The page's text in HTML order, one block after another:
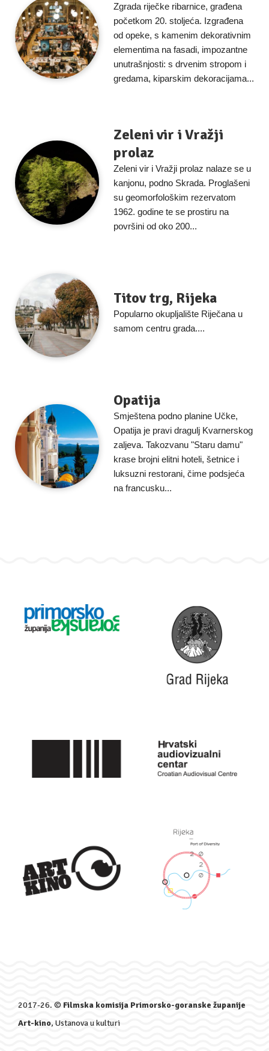
Zgrada riječke ribarnice, građena
početkom 20. stoljeća. Izgrađena
od opeke, s kamenim dekorativnim
elementima na fasadi, impozantne
unutrašnjosti: s drvenim stropom i
gredama, kiparskim dekoracijama...
Zeleni vir i Vražji
prolaz
Zeleni vir i Vražji prolaz nalaze se u
kanjonu, podno Skrada. Proglašeni
su geomorfološkim rezervatom
1962. godine te se prostiru na
površini od oko 200...
Titov trg, Rijeka
Popularno okupljalište Riječana u
samom centru grada....
Opatija
Smještena podno planine Učke,
Opatija je pravi dragulj Kvarnerskog
zaljeva. Takozvanu "Staru damu"
krase brojni elitni hoteli, šetnice i
luksuzni restorani, čime podsjeća
na francusku...
2017-26. © Filmska komisija Primorsko-goranske županije
Art-kino, Ustanova u kulturi